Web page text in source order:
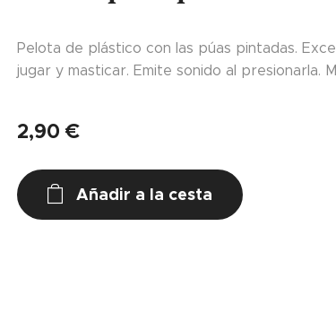
Pelota de plástico con las púas pintadas.
jugar y masticar. Emite sonido al presionarla.
2,90 €
Añadir a la cesta